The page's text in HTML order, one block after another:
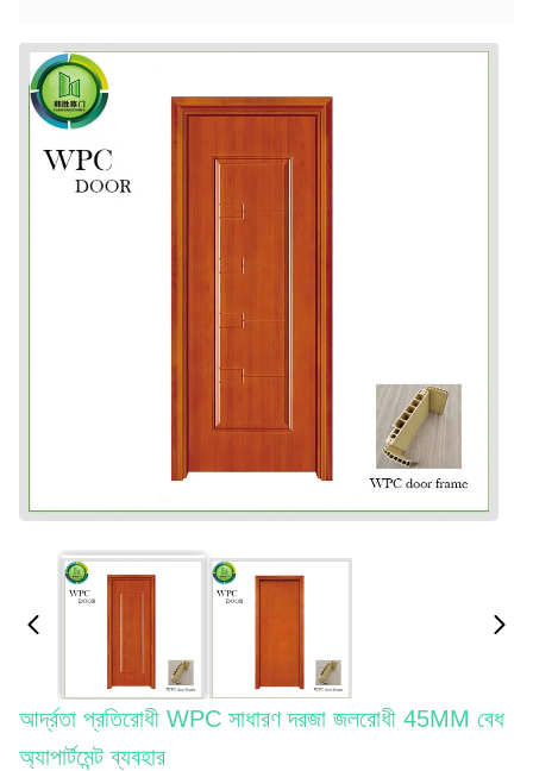
আর্দ্রতা প্রতিরোধী WPC সাধারণ দরজা জলরোধী 45MM বেধ
অ্যাপার্টমেন্ট ব্যবহার